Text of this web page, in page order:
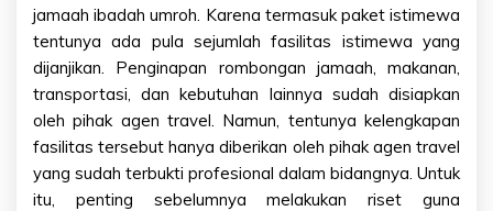
jamaah ibadah umroh. Karena termasuk paket istimewa
tentunya ada pula sejumlah fasilitas istimewa yang
dijanjikan. Penginapan rombongan jamaah, makanan,
transportasi, dan kebutuhan lainnya sudah disiapkan
oleh pihak agen travel. Namun, tentunya kelengkapan
fasilitas tersebut hanya diberikan oleh pihak agen travel
yang sudah terbukti profesional dalam bidangnya. Untuk
itu, penting sebelumnya melakukan riset guna